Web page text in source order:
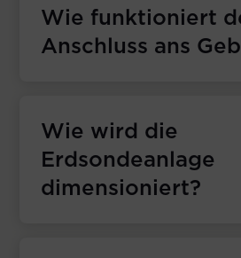
Wie funktioniert
Anschluss ans
Wie wird die
Erdsondeanlage
dimensioniert?